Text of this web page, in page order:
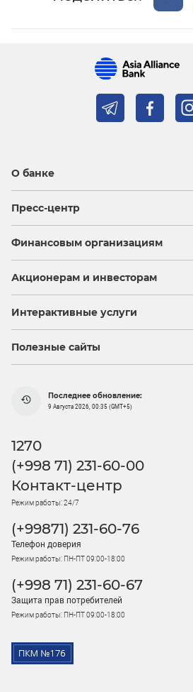
О банке
Пресс-центр
Финансовым организациям
Акционерам и инвесторам
Интерактивные услуги
Полезные сайты
Последнее обновление:
9 Августа 2026, 00:35 (GMT+5)
1270
(+998 71) 231-60-00
Контакт-центр
Режим работы: 24/7
(+99871) 231-60-76
Телефон доверия
Режим работы: ПН-ПТ 09:00-18:00
(+998 71) 231-60-67
Защита прав потребителей
Режим работы: ПН-ПТ 09:00-18:00